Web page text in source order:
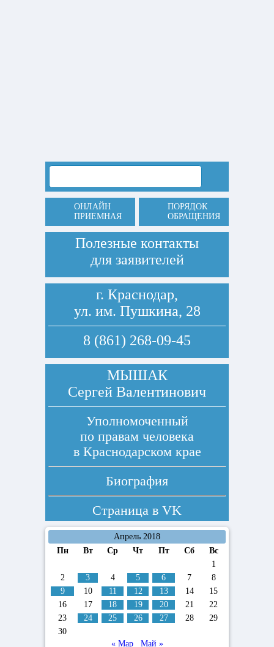
ОНЛАЙН
ПРИЕМНАЯ
ПОРЯДОК
ОБРАЩЕНИЯ
Полезные контакты
для заявителей
г. Краснодар,
ул. им. Пушкина, 28
8 (861) 268-09-45
МЫШАК
Сергей Валентинович
Уполномоченный
по правам человека
в Краснодарском крае
Биография
Страница в VK
Апрель 2018
Пн
Вт Ср Чт Пт Сб
Вс
1
2
3 4 5 6 7
8
9
10 11 12 13 14
15
16
17 18 19 20 21
22
23
24 25 26 27 28
29
30
« Мар
Май »